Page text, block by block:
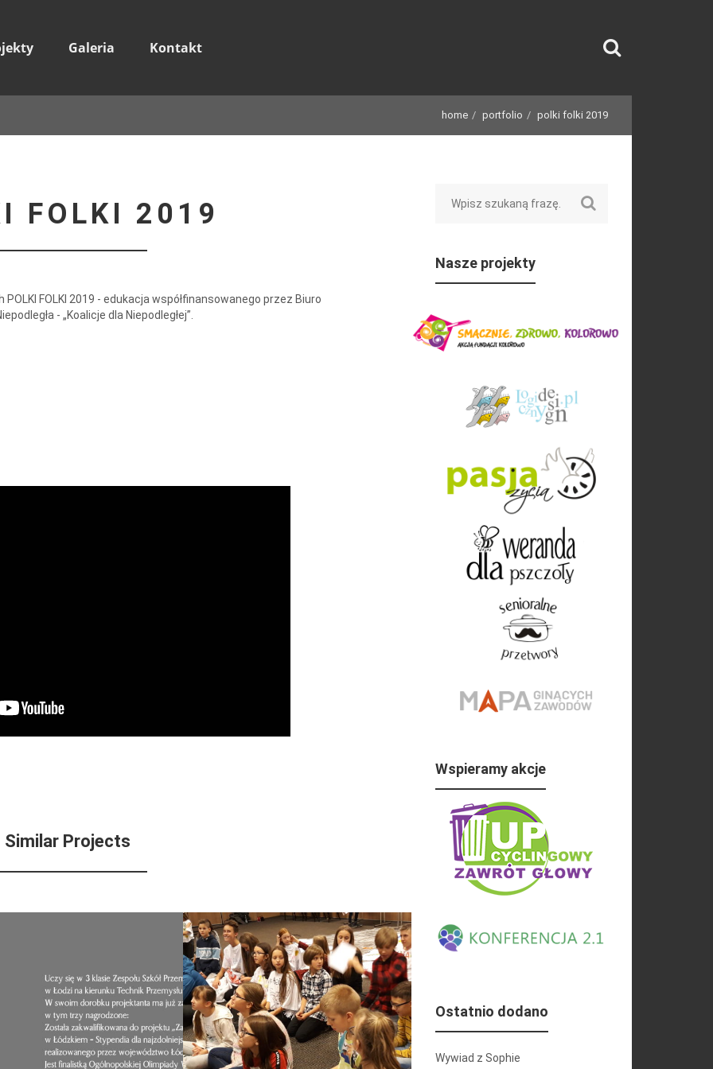
Galeria Kontakt
home portfolio polki folki 2019
FOLKI 2019
FOLKI 2019 - edukacja współfinansowanego przez Biuro
- „Koalicje dla Niepodległej”.
Similar Projects
Nasze projekty
Wspieramy akcje
Ostatnio dodano
Wywiad z Sophie